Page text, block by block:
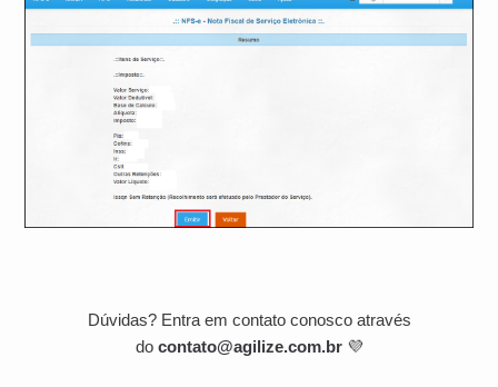
Dúvidas? Entra em contato conosco através
do contato@agilize.com.br 💜